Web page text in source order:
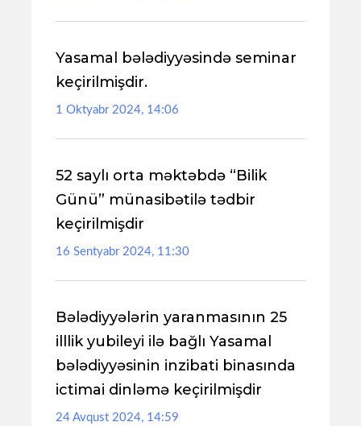
Yasamal bələdiyyəsində seminar
keçirilmişdir.
1 Oktyabr 2024, 14:06
52 saylı orta məktəbdə “Bilik
Günü” münasibətilə tədbir
keçirilmişdir
16 Sentyabr 2024, 11:30
Bələdiyyələrin yaranmasının 25
illlik yubileyi ilə bağlı Yasamal
bələdiyyəsinin inzibati binasında
ictimai dinləmə keçirilmişdir
24 Avqust 2024, 14:59